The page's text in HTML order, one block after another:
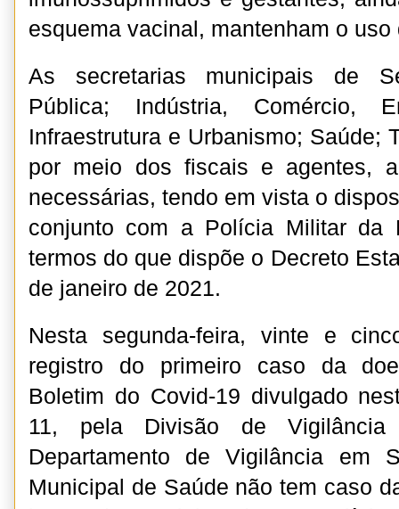
esquema vacinal, mantenham o
As secretarias municipais de
Pública; Indústria, Comércio,
Infraestrutura e Urbanismo; Saúde;
por meio dos fiscais e agentes,
necessárias, tendo em vista o
conjunto com a Polícia Militar da
termos do que dispõe o Decreto
de janeiro de 2021.
Nesta segunda-feira, vinte e
registro do primeiro caso da
Boletim do Covid-19 divulgado
11, pela Divisão de Vigilância
Departamento de Vigilância em
Municipal de Saúde não tem caso